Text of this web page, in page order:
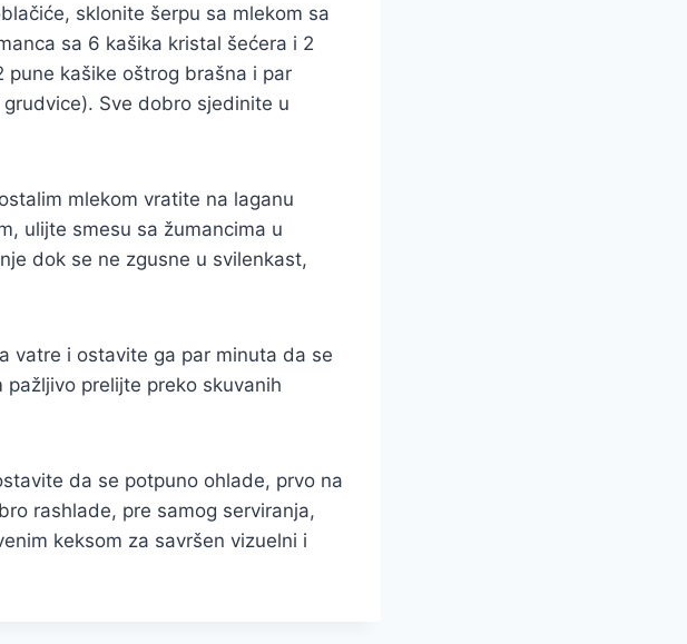
sklonite šerpu sa mlekom sa
sa 6 kašika kristal šećera i 2
kašike oštrog brašna i par
Sve dobro sjedinite u
mlekom vratite na laganu
ulijte smesu sa žumancima u
dok se ne zgusne u svilenkast,
vatre i ostavite ga par minuta da se
prelijte preko skuvanih
da se potpuno ohlade, prvo na
rashlade, pre samog serviranja,
keksom za savršen vizuelni i